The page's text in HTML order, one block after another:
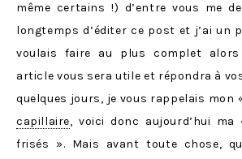
même certains !) d’entre vous me
longtemps d’éditer ce post et j’ai un
voulais faire au plus complet alors
article vous sera utile et répondra à
quelques jours, je vous rappelais mon
capillaire, voici donc aujourd’hui ma
frisés ». Mais avant toute chose,